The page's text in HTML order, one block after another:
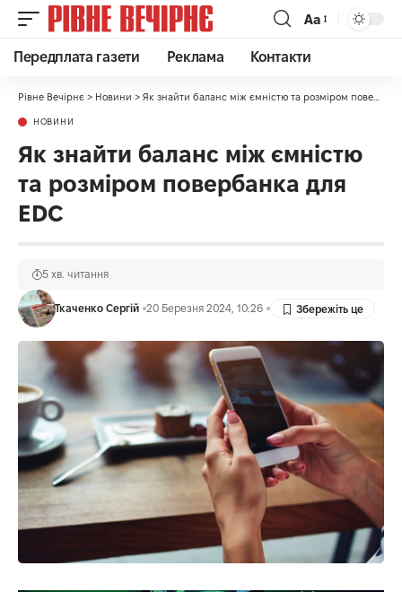
Аа
Передплата газети Реклама Контакти
Рівне Вечірнє > Новини > Як знайти баланс між ємністю та розміром повербанка для EDC
НОВИНИ
Як знайти баланс між ємністю
та розміром повербанка для
EDC
Ткаченко Сергій 20 Березня 2024, 10:26
5 хв. читання